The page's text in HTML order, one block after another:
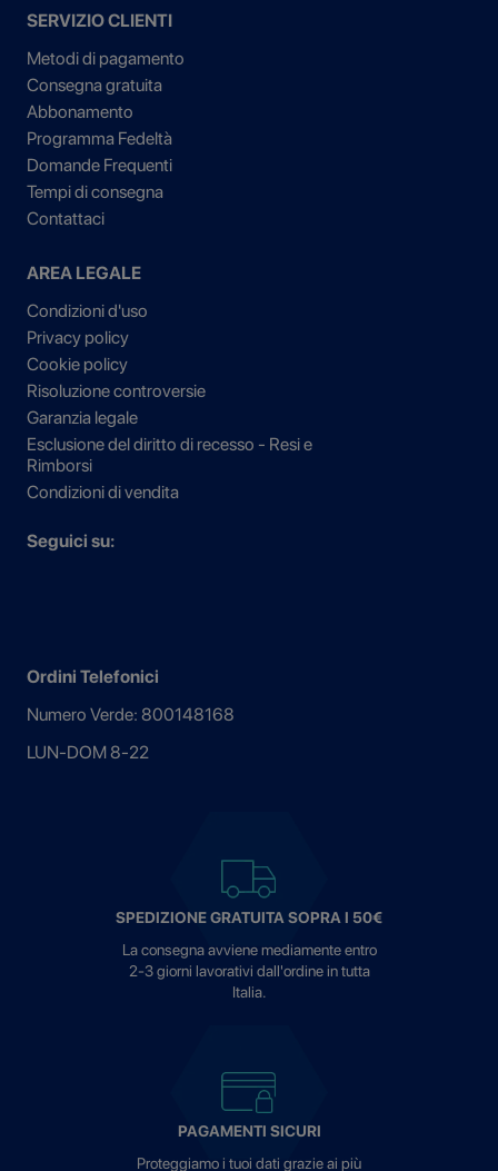
SERVIZIO CLIENTI
Metodi di pagamento
Consegna gratuita
Abbonamento
Programma Fedeltà
Domande Frequenti
Tempi di consegna
Contattaci
AREA LEGALE
Condizioni d'uso
Privacy policy
Cookie policy
Risoluzione controversie
Garanzia legale
Esclusione del diritto di recesso - Resi e
Rimborsi
Condizioni di vendita
Seguici su:
Ordini Telefonici
Numero Verde: 800148168
LUN-DOM 8-22
SPEDIZIONE GRATUITA SOPRA I 50€
La consegna avviene mediamente entro
2-3 giorni lavorativi dall'ordine in tutta
Italia.
PAGAMENTI SICURI
Proteggiamo i tuoi dati grazie ai più